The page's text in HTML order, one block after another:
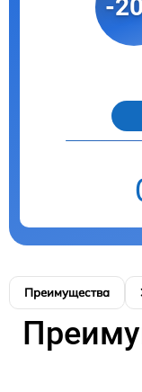
-
Преимущества